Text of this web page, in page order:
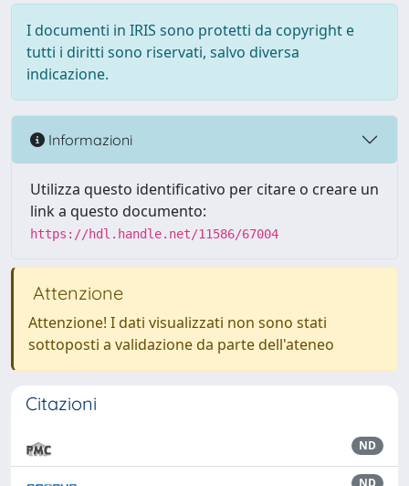
I documenti in IRIS sono protetti da copyright e
tutti i diritti sono riservati, salvo diversa
indicazione.
Informazioni
Utilizza questo identificativo per citare o creare un
link a questo documento:
https://hdl.handle.net/11586/67004
Attenzione
Attenzione! I dati visualizzati non sono stati
sottoposti a validazione da parte dell'ateneo
Citazioni
ND